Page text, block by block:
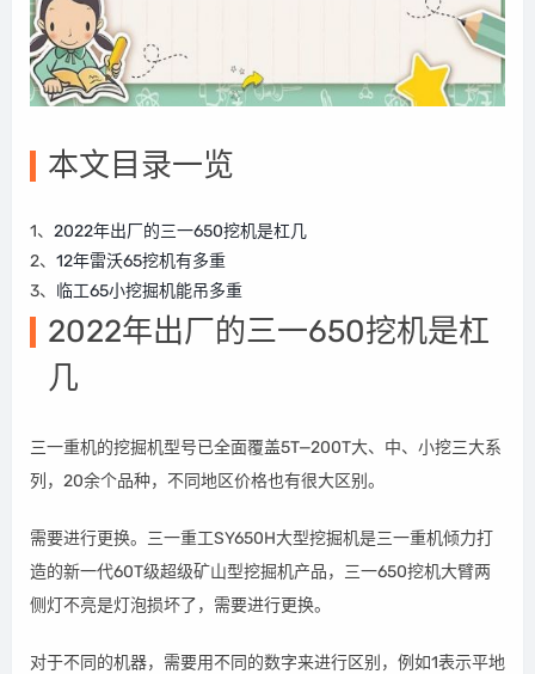
本文目录一览
1、 2022年出厂的三一650挖机是杠几
2、 12年雷沃65挖机有多重
3、 临工65小挖掘机能吊多重
2022年出厂的三一650挖机是杠
几
三一重机的挖掘机型号已全面覆盖5T—200T大、中、小挖三大系
列，20余个品种，不同地区价格也有很大区别。
需要进行更换。三一重工SY650H大型挖掘机是三一重机倾力打
造的新一代60T级超级矿山型挖掘机产品，三一650挖机大臂两
侧灯不亮是灯泡损坏了，需要进行更换。
对于不同的机器，需要用不同的数字来进行区别，例如1表示平地